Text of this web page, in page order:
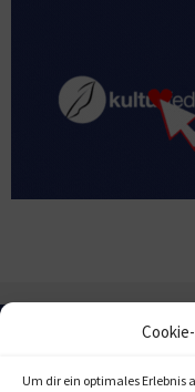
Um dir ein optimales Erlebnis